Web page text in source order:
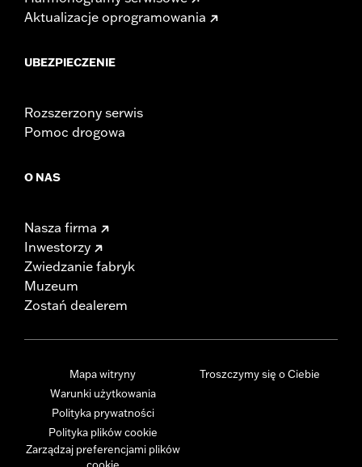
Aktualizacje oprogramowania
UBEZPIECZENIE
Rozszerzony serwis
Pomoc drogowa
O NAS
Nasza firma
Inwestorzy
Zwiedzanie fabryk
Muzeum
Zostań dealerem
Mapa witryny
Warunki użytkowania
Polityka prywatności
Polityka plików cookie
Zarządzaj preferencjami plików
cookie
Troszczymy się o Ciebie